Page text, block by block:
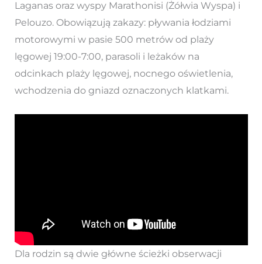
Laganas oraz wyspy Marathonisi (Żółwia Wyspa) i
Pelouzo. Obowiązują zakazy: pływania łodziami
motorowymi w pasie 500 metrów od plaży
lęgowej 19:00-7:00, parasoli i leżaków na
odcinkach plaży lęgowej, nocnego oświetlenia,
wchodzenia do gniazd oznaczonych klatkami.
Dla rodzin są dwie główne ścieżki obserwacji